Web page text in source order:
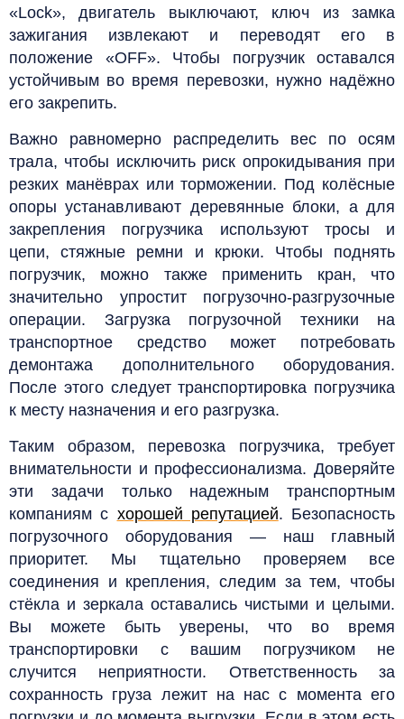
«Lock», двигатель выключают, ключ из замка
зажигания извлекают и переводят его в
положение «OFF». Чтобы погрузчик оставался
устойчивым во время перевозки, нужно надёжно
его закрепить.
Важно равномерно распределить вес по осям
трала, чтобы исключить риск опрокидывания при
резких манёврах или торможении. Под колёсные
опоры устанавливают деревянные блоки, а для
закрепления погрузчика используют тросы и
цепи,стяжные ремни и крюки. Чтобы поднять
погрузчик, можно также применить кран, что
значительно упростит погрузочно-разгрузочные
операции. Загрузка погрузочной техники на
транспортное средство может потребовать
демонтажа дополнительного оборудования.
После этого следует транспортировка погрузчика
к месту назначения и его разгрузка.
Таким образом, перевозка погрузчика, требует
внимательности и профессионализма. Доверяйте
эти задачи только надежным транспортным
компаниям с хорошей репутацией. Безопасность
погрузочного оборудования — наш главный
приоритет. Мы тщательно проверяем все
соединения и крепления, следим за тем, чтобы
стёкла и зеркала оставались чистыми и целыми.
Вы можете быть уверены, что во время
транспортировки с вашим погрузчиком не
случится неприятности. Ответственность за
сохранность груза лежит на нас с момента его